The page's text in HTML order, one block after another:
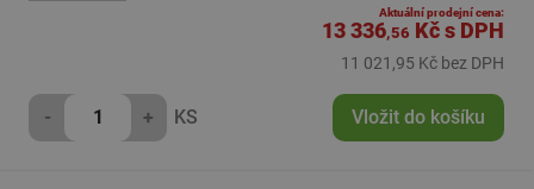
Aktuální prodejní cena:
13 336,56 Kčs DPH
11 021,95 Kč bez DPH
- + KS Vložit do košíku